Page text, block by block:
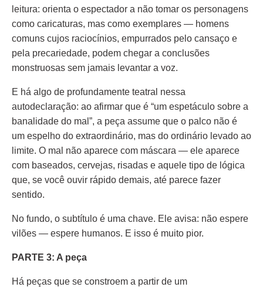
leitura: orienta o espectador a não tomar os personagens
como caricaturas, mas como exemplares — homens
comuns cujos raciocínios, empurrados pelo cansaço e
pela precariedade, podem chegar a conclusões
monstruosas sem jamais levantar a voz.
E há algo de profundamente teatral nessa
autodeclaração: ao afirmar que é “um espetáculo sobre a
banalidade do mal”, a peça assume que o palco não é
um espelho do extraordinário, mas do ordinário levado ao
limite. O mal não aparece com máscara — ele aparece
com baseados, cervejas, risadas e aquele tipo de lógica
que, se você ouvir rápido demais, até parece fazer
sentido.
No fundo, o subtítulo é uma chave. Ele avisa: não espere
vilões — espere humanos. E isso é muito pior.
PARTE 3: A peça
Há peças que se constroem a partir de um